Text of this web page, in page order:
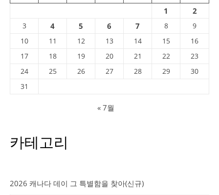
1 2
3 4 5 6 7 8
9
10
11 12 13 14 15
16
17
18 19 20 21 22
23
24
25 26 27 28 29
30
31
« 7월
카테고리
2026 캐나다 데이 그 특별함을 찾아(신규)